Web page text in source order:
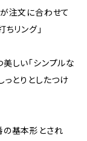
注文に合わせて
リング」
しい「シンプルな
っとりとしたつけ
の基本形とされ